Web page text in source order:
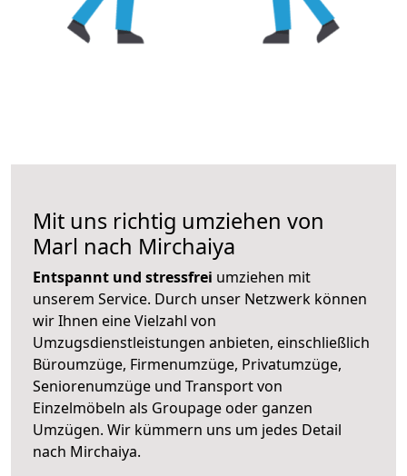
Mit uns richtig umziehen von
Marl nach Mirchaiya
Entspannt und stressfrei umziehen mit
unserem Service. Durch unser Netzwerk können
wir Ihnen eine Vielzahl von
Umzugsdienstleistungen anbieten, einschließlich
Büroumzüge, Firmenumzüge, Privatumzüge,
Seniorenumzüge und Transport von
Einzelmöbeln als Groupage oder ganzen
Umzügen. Wir kümmern uns um jedes Detail
nach Mirchaiya.